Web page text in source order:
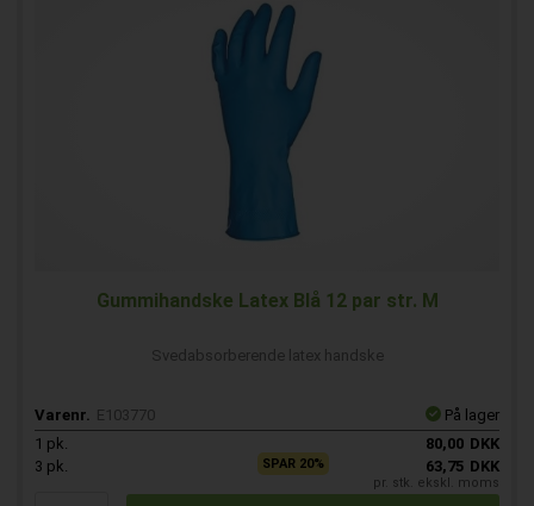
Gummihandske Latex Blå 12 par str. M
Svedabsorberende latex handske
Varenr. E103770
På lager
1 pk. 80,00 DKK
3 pk. SPAR 20% 63,75 DKK
pr. stk. ekskl. moms